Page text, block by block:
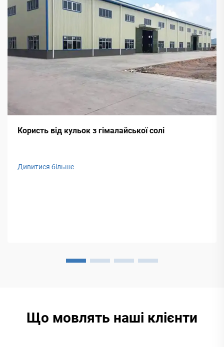
Користь від кульок з гімалайської солі
Дивитися більше
Що мовлять наші клієнти